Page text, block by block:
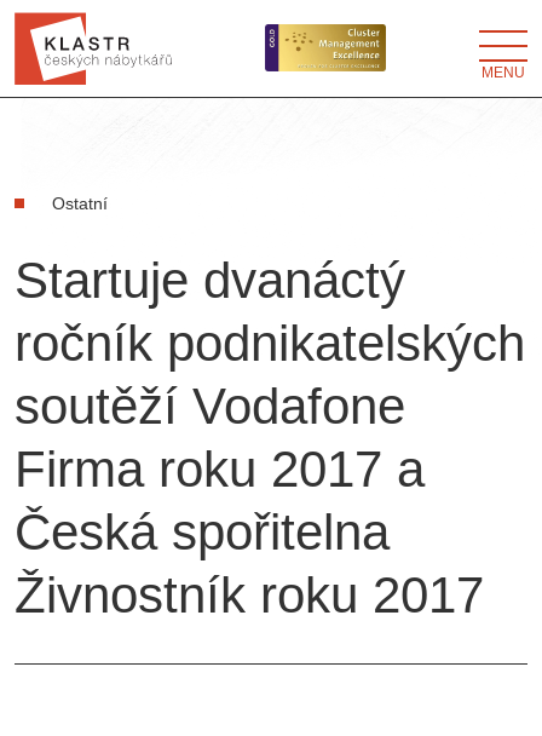
MENU
Ostatní
Startuje dvanáctý
ročník podnikatelských
soutěží Vodafone
Firma roku 2017 a
Česká spořitelna
Živnostník roku 2017